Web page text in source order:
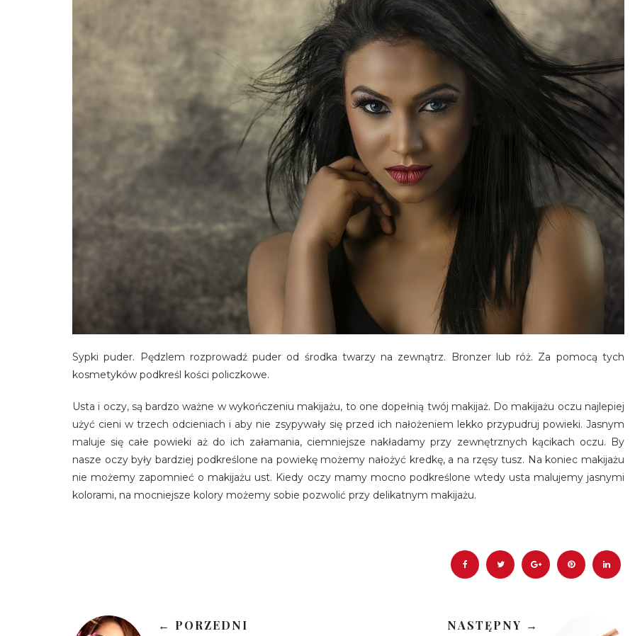
Sypki puder. Pędzlem rozprowadź puder od środka twarzy na zewnątrz. Bronzer lub róż. Za pomocą tych
kosmetyków podkreśl kości policzkowe.
Usta i oczy, są bardzo ważne w wykończeniu makijażu, to one dopełnią twój makijaż. Do makijażu oczu najlepiej
użyć cieni w trzech odcieniach i aby nie zsypywały się przed ich nałożeniem lekko przypudruj powieki. Jasnym
maluje się całe powieki aż do ich załamania, ciemniejsze nakładamy przy zewnętrznych kącikach oczu. By
nasze oczy były bardziej podkreślone na powiekę możemy nałożyć kredkę, a na rzęsy tusz. Na koniec makijażu
nie możemy zapomnieć o makijażu ust. Kiedy oczy mamy mocno podkreślone wtedy usta malujemy jasnymi
kolorami, na mocniejsze kolory możemy sobie pozwolić przy delikatnym makijażu.
← PORZEDNI NASTĘPNY →